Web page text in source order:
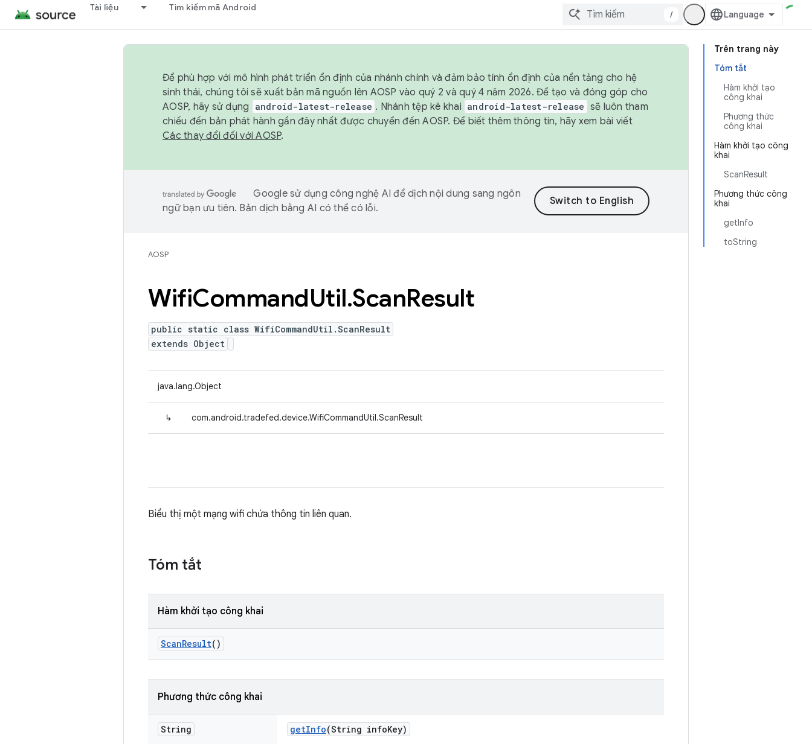
Tài liệu Tìm kiếm mã Android
/
Trên trang này
Tóm tắt
Hàm khởi tạo
công khai
Phương thức
công khai
Hàm khởi tạo công
khai
ScanResult
Phương thức công
khai
getInfo
toString
Để phù hợp với mô hình phát triển ổn định của nhánh chính và đảm bảo tính ổn định của nền tảng cho hệ
sinh thái, chúng tôi sẽ xuất bản mã nguồn lên AOSP vào quý 2 và quý 4 năm 2026. Để tạo và đóng góp cho
AOSP, hãy sử dụng
android-latest-release . Nhánh tệp kê khai android-latest-release sẽ luôn tham
chiếu đến bản phát hành gần đây nhất được chuyển đến AOSP. Để biết thêm thông tin, hãy xem bài viết
Các thay đổi đối với AOSP.
Google sử dụng công nghệ AI để dịch nội dung sang ngôn
ngữ bạn ưu tiên. Bản dịch bằng AI có thể có lỗi.
AOSP
WifiCommandUtil.ScanResult
public static class WifiCommandUtil.ScanResult
extends Object
java.lang.Object
↳ com.android.tradefed.device.WifiCommandUtil.ScanResult
Biểu thị một mạng wifi chứa thông tin liên quan.
Tóm tắt
Hàm khởi tạo công khai
ScanResult()
Phương thức công khai
String getInfo(String infoKey)